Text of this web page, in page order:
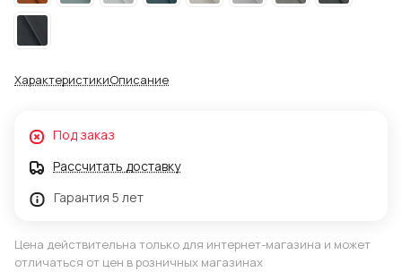
ХарактеристикиОписание
Под заказ
Рассчитать доставку
Гарантия 5 лет
Цена действительна только для интернет-магазина и может
отличаться от цен в розничных магазинах